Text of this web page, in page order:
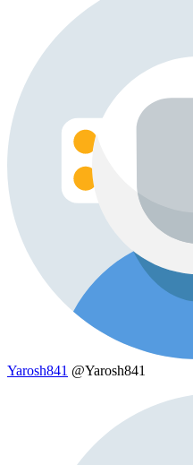
Yarosh841 @Yarosh841